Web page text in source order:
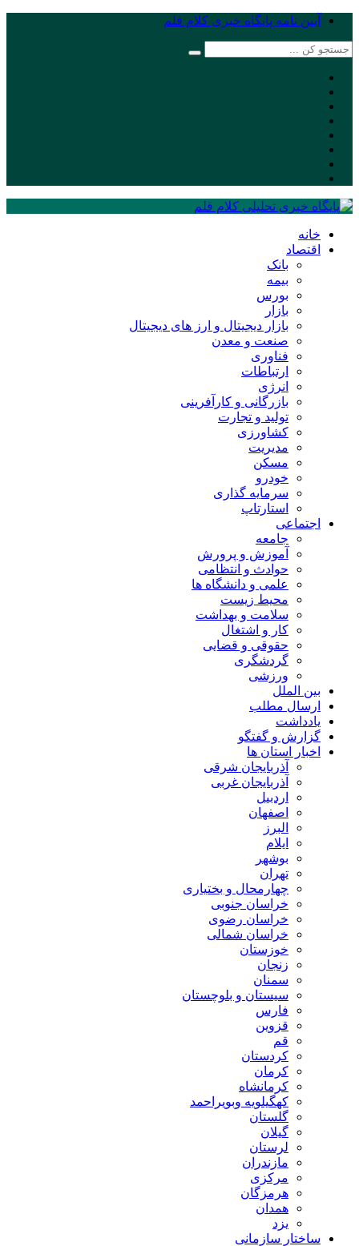
آیین نامه پایگاه خبری کلام قلم
خانه
اقتصاد
بانک
بیمه
بورس
بازار
بازار دیجیتال و ارز های دیجیتال
صنعت و معدن
فناوری
ارتباطات
انرژی
بازرگانی و کارآفرینی
تولید و تجارت
کشاورزی
مدیریت
مسکن
خودرو
سرمایه گذاری
استارتاپ
اجتماعی
جامعه
آموزش و پرورش
حوادث و انتظامی
علمی و دانشگاه ها
محیط زیست
سلامت و بهداشت
کار و اشتغال
حقوقی و قضایی
گردشگری
ورزشی
بین الملل
ارسال مطلب
یادداشت
گزارش و گفتگو
اخبار استان ها
آذربایجان شرقی
آذربایجان غربی
اردبیل
اصفهان
البرز
ایلام
بوشهر
تهران
چهارمحال و بختیاری
خراسان جنوبی
خراسان رضوی
خراسان شمالی
خوزستان
زنجان
سمنان
سیستان و بلوچستان
فارس
قزوین
قم
کردستان
کرمان
کرمانشاه
کهگیلویه وبویراحمد
گلستان
گیلان
لرستان
مازندران
مرکزی
هرمزگان
همدان
یزد
ساختار سازمانی